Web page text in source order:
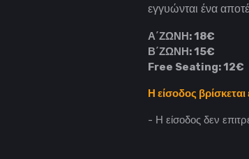
εγγυώνται ένα
Α΄ΖΩΝΗ: 18€
Β΄ΖΩΝΗ: 15€
Free Seating: 12€
Η είσοδος
- Η είσοδος δεν